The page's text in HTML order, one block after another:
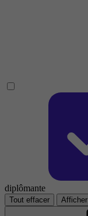
diplômante
Tout effacer Afficher